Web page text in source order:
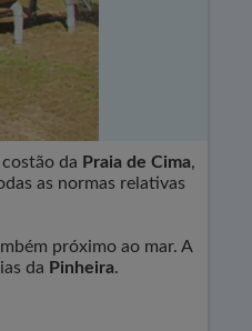
da Praia de Cima,
as normas relativas
próximo ao mar. A
da Pinheira.